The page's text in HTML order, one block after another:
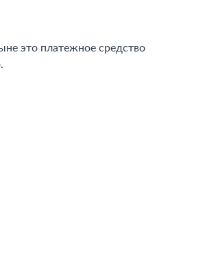
это платежное средство